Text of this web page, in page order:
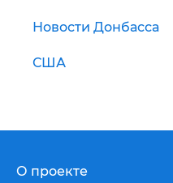
Новости Донбасса
США
О проекте